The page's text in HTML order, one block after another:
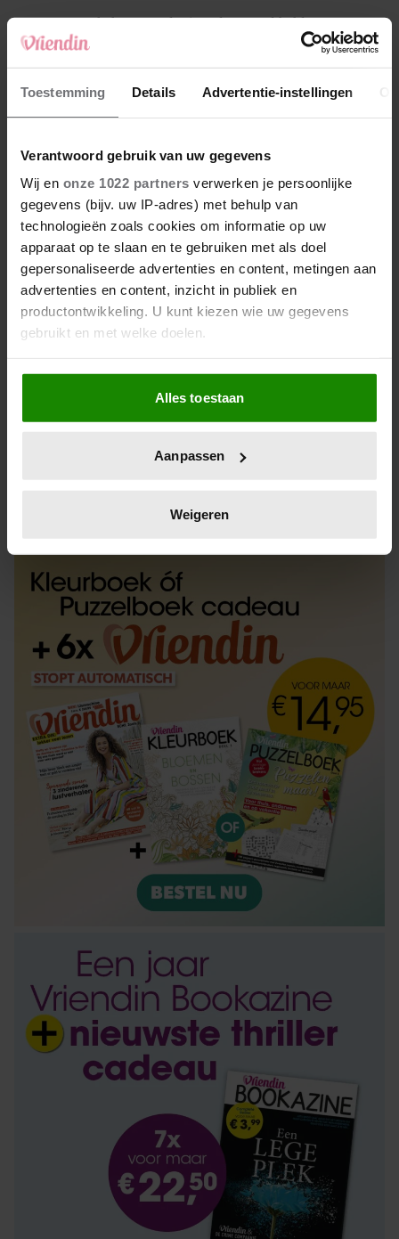
Toestemming Details Advertentie-instellingen
Verantwoord gebruik van uw gegevens
Wij en onze 1022 partners verwerken je persoonlijke
gegevens (bijv. uw IP-adres) met behulp van
technologieën zoals cookies om informatie op uw
apparaat op te slaan en te gebruiken met als doel
gepersonaliseerde advertenties en content, metingen aan
advertenties en content, inzicht in publiek en
productontwikkeling. U kunt kiezen wie uw gegevens
gebruikt en met welke doelen.
Als u het toestaat, willen we ook graag:
Informatie verzamelen over uw geografische
locatie, die tot een paar meter nauwkeurig kan zijn
scannen op specifieke eigenschappen (fingerprinting)
verwerkt en stel uw voorkeuren in het
intrekken in de Cookieverklaring.
We gebruiken cookies om content en advertenties te
personaliseren, om functies voor social media te bieden
en om ons websiteverkeer te analyseren. Ook delen we
informatie over uw gebruik van onze site met onze
partners voor social media, adverteren en analyse. Deze
partners kunnen deze gegevens combineren met andere
informatie die u aan ze heeft verstrekt of die ze hebben
verzameld op basis van uw gebruik van hun services. U
gaat akkoord met onze cookies als u onze website blijft
gebruiken.
Alles toestaan
Aanpassen
Weigeren
4 Makelaar Mandy: ‘Vrijdagavond belde Bart.
Hij sprak eng kalm’
5 Makelaar Mandy: ‘Judith typt… En deze keer
durf ik bijna niet te lezen wat er komt’
Nieuw